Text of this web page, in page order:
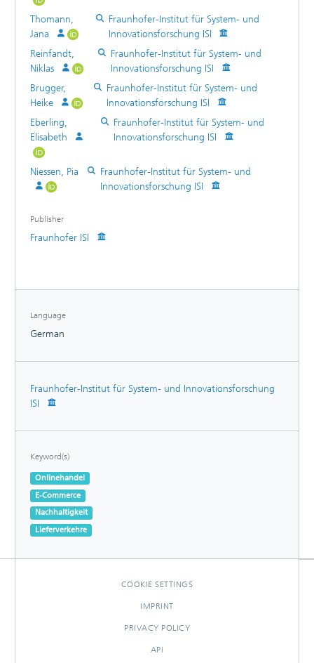
jeweils in eigenständigen Arbeitspaketen bearbeitet
wurden, sind:
• Lieferverkehre (inklusive Rücksendungen/Retouren)
• Verpackungen (Papier, Kunststoff, Mehrweg)
• Digitale Infrastruktur (Rechenzentren, Server,
• Logistikzentren (Energieverbräuche und Emissionen von
Verteiler- und Logistikzentren)
Zusätzlich wurden zwei weitere aktuelle Trends im
deutschen Onlinehandel aufgegriffen und gesondert
untersucht:
• Neue Geschäftsmodelle (Instant Delivery, Recommerce-
Plattformen, Retail-as-a-Service)
Thomann,
Jana
Fraunhofer-Institut für System- und
Innovationsforschung ISI
Reinfandt,
Niklas
Fraunhofer-Institut für System- und
Innovationsforschung ISI
Brugger,
Heike
Fraunhofer-Institut für System- und
Innovationsforschung ISI
Eberling,
Elisabeth
Fraunhofer-Institut für System- und
Innovationsforschung ISI
Niessen, Pia
Fraunhofer-Institut für System- und
Innovationsforschung ISI
Publisher
Fraunhofer ISI
Language
German
Fraunhofer-Institut für System- und Innovationsforschung
ISI
Keyword(s)
Onlinehandel
E-Commerce
Nachhaltigkeit
Lieferverkehre
COOKIE SETTINGS
IMPRINT
PRIVACY POLICY
API